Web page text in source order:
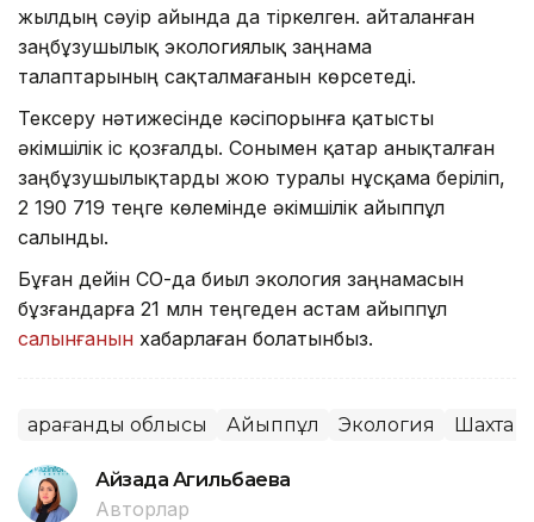
жылдың сәуір айында да тіркелген. Қайталанған
заңбұзушылық экологиялық заңнама
талаптарының сақталмағанын көрсетеді.
Тексеру нәтижесінде кәсіпорынға қатысты
әкімшілік іс қозғалды. Сонымен қатар анықталған
заңбұзушылықтарды жою туралы нұсқама беріліп,
2 190 719 теңге көлемінде әкімшілік айыппұл
салынды.
Бұған дейін СҚО-да биыл экология заңнамасын
бұзғандарға 21 млн теңгеден астам айыппұл
салынғанын хабарлаған болатынбыз.
Қарағанды облысы Айыппұл Экология Шахта
Айзада Агильбаева
Авторлар